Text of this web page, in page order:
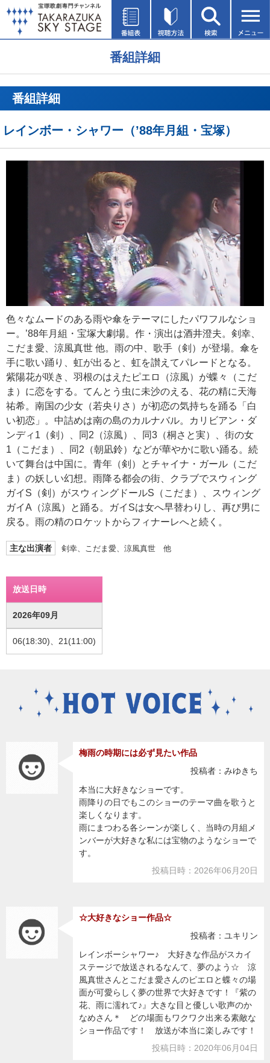
番組詳細
番組詳細
レインボー・シャワー（’88年月組・宝塚）
色々なムードのある雨や傘をテーマにしたパワフルなショ
ー。’88年月組・宝塚大劇場。作・演出は酒井澄夫。剣幸、
こだま愛、涼風真世 他。雨の中、歌手（剣）が登場。傘を
手に歌い踊り、虹が出ると、虹を讃えてパレードとなる。
紫陽花が咲き、羽根のはえたピエロ（涼風）が蝶々（こだ
ま）に恋をする。てんとう虫に未沙のえる、花の精に天海
祐希。南国の少女（若央りさ）が初恋の気持ちを踊る「白
い初恋」。中詰めは南の島のカルナバル。カリビアン・ダ
ンディ1（剣）、同2（涼風）、同3（桐さと実）、街の女
1（こだま）、同2（朝凪鈴）などが華やかに歌い踊る。続
いて舞台は中国に。青年（剣）とチャイナ・ガール（こだ
ま）の妖しい幻想。雨降る都会の街、クラブでスウィング
ガイS（剣）がスウィングドールS（こだま）、スウィング
ガイA（涼風）と踊る。ガイSは女へ早替わりし、再び男に
戻る。雨の精のロケットからフィナーレへと続く。
主な出演者 剣幸、こだま愛、涼風真世 他
放送日時
2026年09月
06(18:30)、21(11:00)
梅雨の時期には必ず見たい作品
投稿者：みゆきち
本当に大好きなショーです。
雨降りの日でもこのショーのテーマ曲を歌うと
楽しくなります。
雨にまつわる各シーンが楽しく、当時の月組メ
ンバーが大好きな私には宝物のようなショーで
す。
投稿日時：2026年06月20日
☆大好きなショー作品☆
投稿者：ユキリン
レインボーシャワー♪ 大好きな作品がスカイ
ステージで放送されるなんて、夢のよう☆ 涼
風真世さんとこだま愛さんのピエロと蝶々の場
面が可愛らしく夢の世界で大好きです！『紫の
花、雨に濡れて♪』大きな目と優しい歌声のか
なめさん＊ どの場面もワクワク出来る素敵な
ショー作品です！ 放送が本当に楽しみです！
投稿日時：2020年06月04日